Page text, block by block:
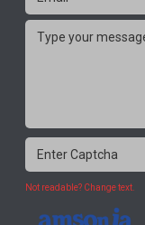
Not readable? Change text.